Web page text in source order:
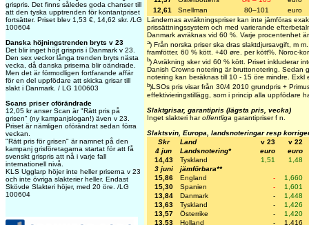
grispris. Det finns således goda chanser till
att den tyska upptrenden för kontantpriset
fortsätter. Priset blev 1,53 €, 14,62 skr. /LG
100604
Danska höjningstrenden bryts v 23
Det blir inget höjt grispris i Danmark v 23.
Den sex veckor långa trenden bryts nästa
vecka, då danska priserna blir oändrade.
Men det är förmodligen fortfarande affär
för en del uppfödare att skicka grisar till
slakt i Danmark. / LG 100603
Scans priser oförändrade
12,05 kr anser Scan är "Rätt pris på
grisen" (ny kampanjslogan!) även v 23.
Priset är nämligen oförändrat sedan förra
veckan.
"Rätt pris för grisen" är namnet på den
kampanj grisföretagarna startat för att få
svenskt grispris att nå i varje fall
internationell nivå.
KLS Ugglarp höjer inte heller priserna v 23
och inte övriga slakterier heller. Endast
Skövde Slakteri höjer, med 20 öre. /LG
100604
12,61
Snellman 80–101
euro
Ländernas avräkningspriser kan inte jämföras
prissättningssystem och med varierande
Danmark avräknas vid 60 %. Varje procentenhet
a) Från norska priser ska dras slaktdjursavgift, m
framfötter. 60 % kött. +40 øre. per kött%. Noroc-
b) Avräkning sker vid 60 % kött. Priset inkluderar
Danish Crowns notering är bruttonotering. Sedan
notering kan beräknas till 10 - 15 öre mindre. Exkl
b)LSOs pris visar från 30/4 2010 grundpris +
effektivieringstillägg, som i princip alla uppfödare
Slaktgrisar, garantipris (lägsta pris, vecka)
Inget slakteri haroffentliga garantipriser f n.
Slaktsvin, Europa, landsnoteringar resp
Skr
Land v 23
v 22
4 jun
Landsnotering* euro
euro
14,43
Tyskland 1,51
1,48
3 juni
jämförbara**
15,86
England -
1,660
15,30
Spanien -
1,601
13,84
Danmark -
1,448
13,63
Tyskland -
1,426
13,57
Österrike -
1,420
13,53
Holland -
1,416